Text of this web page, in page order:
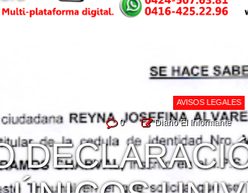
AVISOS LEGALES
0 Diario El Informante Ago